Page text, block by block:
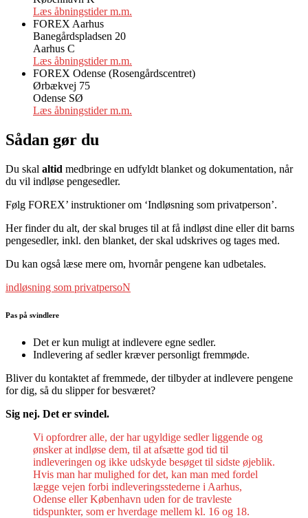
Læs åbningstider m.m.
FOREX Aarhus
Banegårdspladsen 20
Aarhus C
Læs åbningstider m.m.
FOREX Odense (Rosengårdscentret)
Ørbækvej 75
Odense SØ
Læs åbningstider m.m.
Sådan gør du
Du skal altid medbringe en udfyldt blanket og dokumentation, når
du vil indløse pengesedler.
Følg FOREX’ instruktioner om ‘Indløsning som privatperson’.
Her finder du alt, der skal bruges til at få indløst dine eller dit barns
pengesedler, inkl. den blanket, der skal udskrives og tages med.
Du kan også læse mere om, hvornår pengene kan udbetales.
indløsning som privatpersoN
Pas på svindlere
Det er kun muligt at indlevere egne sedler.
Indlevering af sedler kræver personligt fremmøde.
Bliver du kontaktet af fremmede, der tilbyder at indlevere pengene
for dig, så du slipper for besværet?
Sig nej. Det er svindel.
Vi opfordrer alle, der har ugyldige sedler liggende og
ønsker at indløse dem, til at afsætte god tid til
indleveringen og ikke udskyde besøget til sidste øjeblik.
Hvis man har mulighed for det, kan man med fordel
lægge vejen forbi indleveringsstederne i Aarhus,
Odense eller København uden for de travleste
tidspunkter, som er hverdage mellem kl. 16 og 18.